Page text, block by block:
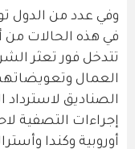
وفي عدد من الدول
في هذه الحالات من
تتدخل فور تعثر
العمال
الصناديق
إجراءات التصفية
أوروبية وكندا